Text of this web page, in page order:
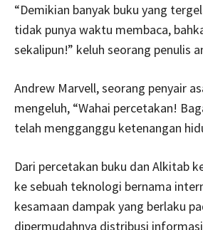
“Demikian banyak buku yang
tidak punya waktu membaca,
sekalipun!” keluh seorang penulis
Andrew Marvell, seorang penyair
mengeluh, “Wahai percetakan!
telah mengganggu ketenangan
Dari percetakan buku dan Alkitab
ke sebuah teknologi bernama
kesamaan dampak yang berlaku
dipermudahnya distribusi